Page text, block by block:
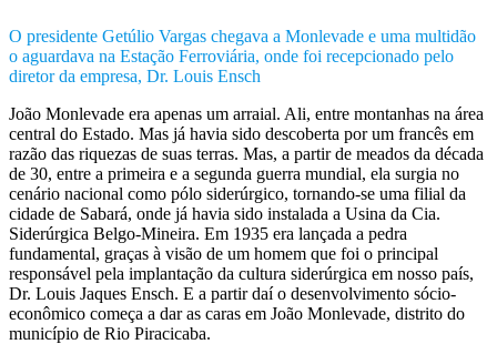
O presidente Getúlio Vargas chegava a Monlevade e uma multidão
o aguardava na Estação Ferroviária, onde foi recepcionado pelo
diretor da empresa, Dr. Louis Ensch
João Monlevade era apenas um arraial. Ali, entre montanhas na área
central do Estado. Mas já havia sido descoberta por um francês em
razão das riquezas de suas terras. Mas, a partir de meados da década
de 30, entre a primeira e a segunda guerra mundial, ela surgia no
cenário nacional como pólo siderúrgico, tornando-se uma filial da
cidade de Sabará, onde já havia sido instalada a Usina da Cia.
Siderúrgica Belgo-Mineira. Em 1935 era lançada a pedra
fundamental, graças à visão de um homem que foi o principal
responsável pela implantação da cultura siderúrgica em nosso país,
Dr. Louis Jaques Ensch. E a partir daí o desenvolvimento sócio-
econômico começa a dar as caras em João Monlevade, distrito do
município de Rio Piracicaba.